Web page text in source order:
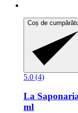
Coș de
5.0 (4)
La
ml